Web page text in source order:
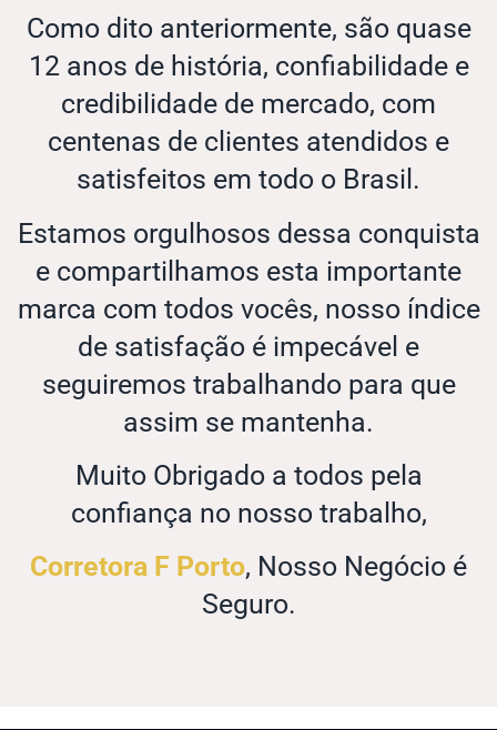
Como dito anteriormente, são quase
12 anos de história, confiabilidade e
credibilidade de mercado, com
centenas de clientes atendidos e
satisfeitos em todo o Brasil.
Estamos orgulhosos dessa conquista
e compartilhamos esta importante
marca com todos vocês, nosso índice
de satisfação é impecável e
seguiremos trabalhando para que
assim se mantenha.
Muito Obrigado a todos pela
confiança no nosso trabalho,
Corretora F Porto, Nosso Negócio é
Seguro.